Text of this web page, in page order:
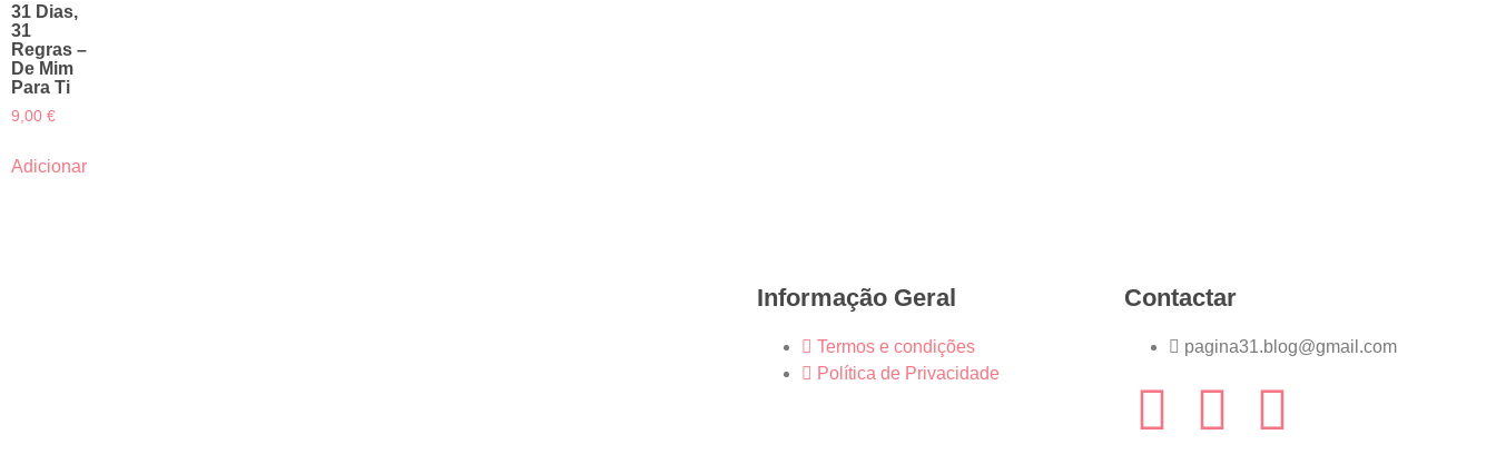
31 Dias,
31
Regras –
De Mim
Para Ti
9,00 €
Adicionar
Informação Geral
Termos e condições
Política de Privacidade
Contactar
pagina31.blog@gmail.com